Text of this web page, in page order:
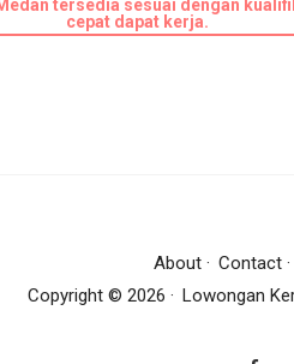
tersedia sesuai dengan
cepat dapat kerja.
About Contact
Copyright © 2026 Lowongan